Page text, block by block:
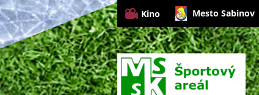
Kino Mesto Sabinov